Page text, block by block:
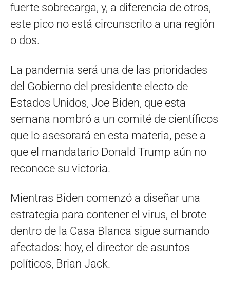
fuerte sobrecarga, y, a diferencia de otros,
este pico no está circunscrito a una región
o dos.
La pandemia será una de las prioridades
del Gobierno del presidente electo de
Estados Unidos, Joe Biden, que esta
semana nombró a un comité de científicos
que lo asesorará en esta materia, pese a
que el mandatario Donald Trump aún no
reconoce su victoria.
Mientras Biden comenzó a diseñar una
estrategia para contener el virus, el brote
dentro de la Casa Blanca sigue sumando
afectados: hoy, el director de asuntos
políticos, Brian Jack.